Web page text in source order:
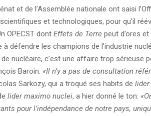
et de l’Assemblée nationale ont saisi
et technologiques, pour qu’il
OPECST dont Effets de Terre peut d’ores
à défendre les champions de l’industrie
nucléaire, c’est une affaire trop sérieuse
Baroin: «Il n’y a pas de consultation
Sarkozy, qui a troqué ses habits de lider
lider maximo nuclei, a hier donné le ton:
pour l’indépendance de notre pays,